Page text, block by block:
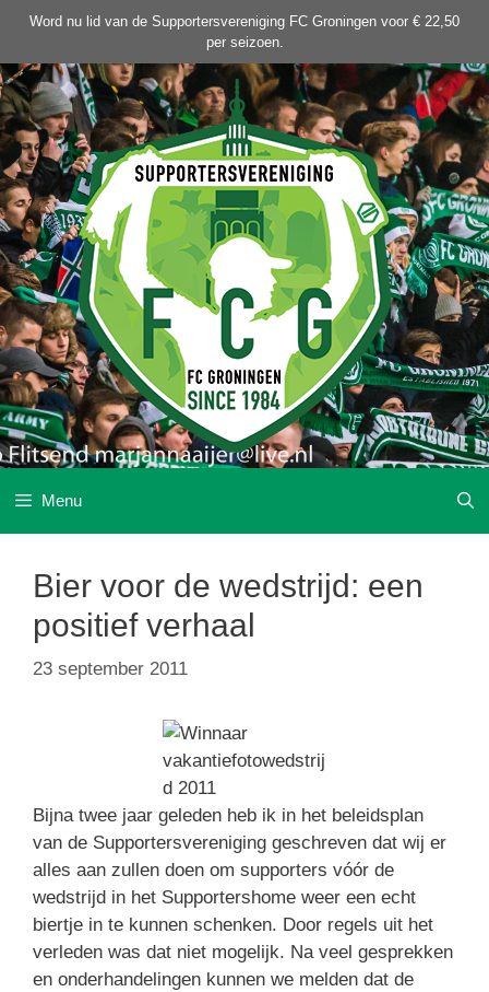
de
inhoud
Word nu lid van de Supportersvereniging FC Groningen voor € 22,50
per seizoen.
Menu
Bier voor de wedstrijd: een
positief verhaal
23 september 2011
Bijna twee jaar geleden heb ik in het beleidsplan
van de Supportersvereniging geschreven dat wij er
alles aan zullen doen om supporters vóór de
wedstrijd in het Supportershome weer een echt
biertje in te kunnen schenken. Door regels uit het
verleden was dat niet mogelijk. Na veel gesprekken
en onderhandelingen kunnen we melden dat de